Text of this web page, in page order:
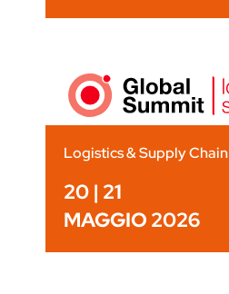
Logistics & Supply Chain
20 | 21
MAGGIO 2026